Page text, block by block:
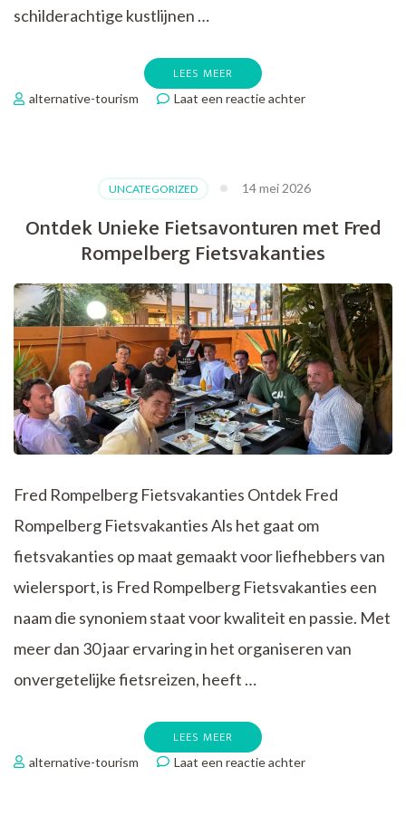
schilderachtige kustlijnen …
LEES MEER
alternative-tourism Laat een reactie achterop
Wielen
D-
Reizen
UNCATEGORIZED 14 mei 2026
Ontdek Unieke Fietsavonturen met Fred
Rompelberg Fietsvakanties
Fred Rompelberg Fietsvakanties Ontdek Fred
Rompelberg Fietsvakanties Als het gaat om
fietsvakanties op maat gemaakt voor liefhebbers van
wielersport, is Fred Rompelberg Fietsvakanties een
naam die synoniem staat voor kwaliteit en passie. Met
meer dan 30 jaar ervaring in het organiseren van
onvergetelijke fietsreizen, heeft …
LEES MEER
alternative-tourism Laat een reactie achterop